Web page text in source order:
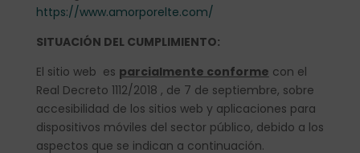
https://www.amorporelte.com/
SITUACIÓN DEL CUMPLIMIENTO:
El sitio web es parcialmente conforme con el
Real Decreto 1112/2018 , de 7 de septiembre, sobre
accesibilidad de los sitios web y aplicaciones para
dispositivos móviles del sector público, debido a los
aspectos que se indican a continuación.